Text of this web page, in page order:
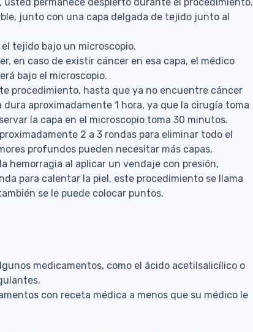
usted permanece despierto durante el procedimiento.
junto con una capa delgada de tejido junto al
tejido bajo un microscopio.
en caso de existir cáncer en esa capa, el médico
bajo el microscopio.
procedimiento, hasta que ya no encuentre cáncer
dura aproximadamente 1 hora, ya que la cirugía toma
la capa en el microscopio toma 30 minutos.
2 a 3 rondas para eliminar todo el
profundos pueden necesitar más capas,
hemorragia al aplicar un vendaje con presión,
para calentar la piel, este procedimiento se llama
se le puede colocar puntos.
medicamentos, como el ácido acetilsalicílico o
con receta médica a menos que su médico le